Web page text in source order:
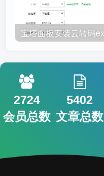
2724
会员总数
5402
文章总数